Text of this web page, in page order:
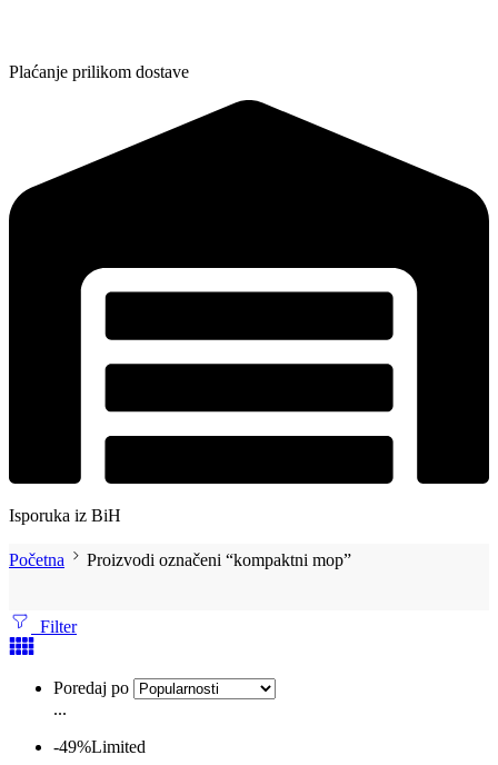
Plaćanje prilikom dostave
Isporuka iz BiH
Početna Proizvodi označeni “kompaktni mop”
Filter
Poredaj po
...
-49%Limited